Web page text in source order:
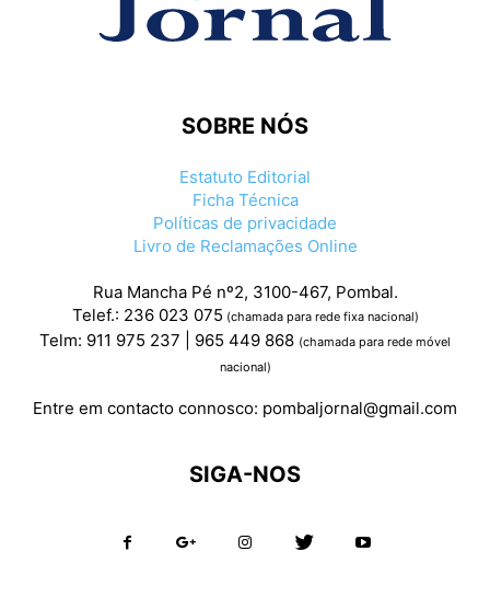
SOBRE NÓS
Estatuto Editorial
Ficha Técnica
Políticas de privacidade
Livro de Reclamações Online
Rua Mancha Pé nº2, 3100-467, Pombal.
Telef.: 236 023 075 (chamada para rede fixa nacional)
Telm: 911 975 237 | 965 449 868 (chamada para rede móvel
nacional)
Entre em contacto connosco: pombaljornal@gmail.com
SIGA-NOS